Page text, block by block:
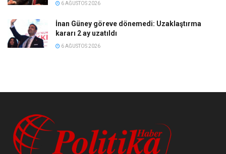
6 AĞUSTOS 2026
İnan Güney göreve dönemedi: Uzaklaştırma
kararı 2 ay uzatıldı
6 AĞUSTOS 2026